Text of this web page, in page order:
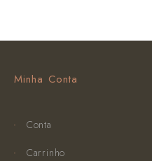
Minha Conta
Conta
Carrinho